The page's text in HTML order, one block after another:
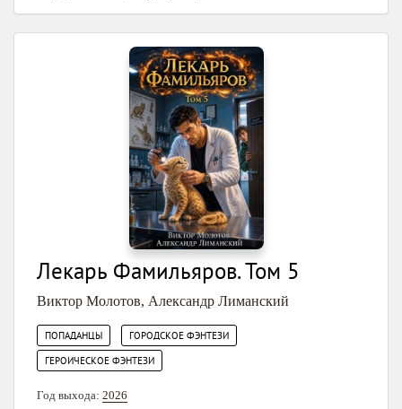
Лекарь Фамильяров. Том 5
Виктор Молотов, Александр Лиманский
ПОПАДАНЦЫ ГОРОДСКОЕ ФЭНТЕЗИ
ГЕРОИЧЕСКОЕ ФЭНТЕЗИ
Год выхода: 2026